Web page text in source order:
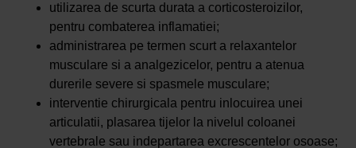
utilizarea de scurta durata a corticosteroizilor,
pentru combaterea inflamatiei;
administrarea pe termen scurt a relaxantelor
musculare si a analgezicelor, pentru a atenua
durerile severe si spasmele musculare;
interventie chirurgicala pentru inlocuirea unei
articulatii, plasarea tijelor la nivelul coloanei
vertebrale sau indepartarea excrescentelor osoase;